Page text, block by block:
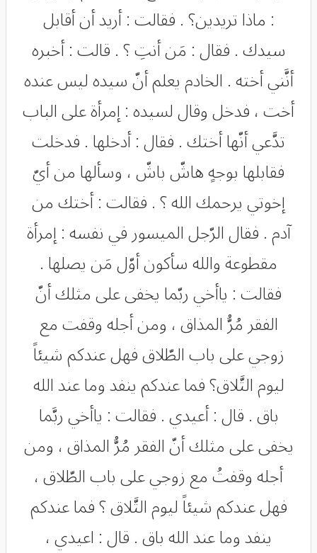
: ماذا تريدين؟ . فقالت : أريد أن أقابل
سيدك . فقال : مَن أنتِ ؟ . قالت : أخبره
أنَّني أخته . الخادم يعلم أنّ سيده ليس عنده
أخت ، فدخل وقال لسيده : إمرأة على الباب
تدَّعي أنّها أختك . فقال : أدخلها . فدخلت
فقابلها بوجهٍ هاشّ باشّ ، وسألها من أيّ
إخوتي يرحمك الله ؟ . فقالت : أختك من
آدم . فقال الرّجل الميسور في نفسه : إمرأة
مقطوعة والله سأكون أوّل مَن يصلها .
فقالت : ياأخي ربّما يخفى على مثلك أنّ
الفقر مُرُّ المذاق ، ومن أجله وقفت مع
زوجي على باب الطّلاق فهل عندكم شيئاً
ليوم التَّلاق؟ فما عندكم ينفد وما عند الله
باق . قال : أعيدي . فقالت : ياأخي ربَّما
يخفى على مثلك أنّ الفقر مُرُّ المذاق ، ومن
أجله وقفتُ مع زوجي على باب الطّلاق ،
فهل عندكم شيئاً ليوم التَّلاق ؟ فما عندكم
ينفد وما عند الله باق . قال : اعيدي ،